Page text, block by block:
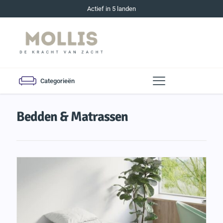
Actief in 5 landen
Categorieën
Bedden & Matrassen